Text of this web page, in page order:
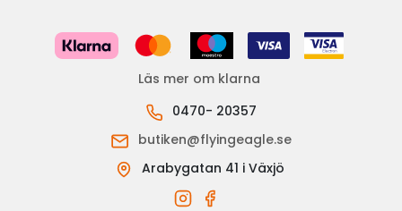
Läs mer om klarna
0470- 20357
butiken@flyingeagle.se
Arabygatan 41 i Växjö